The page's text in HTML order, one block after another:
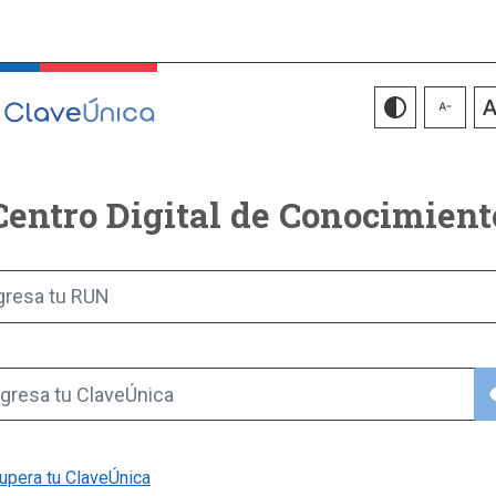
Digital de
tu RUN
tu ClaveÚnica
tu ClaveÚnica